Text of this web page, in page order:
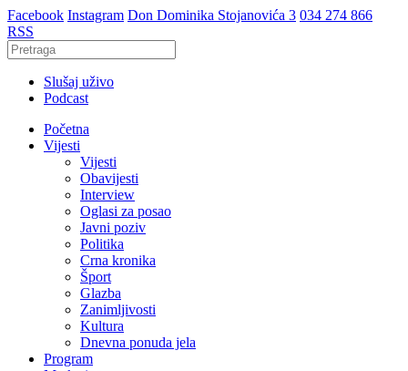
Facebook Instagram Don Dominika Stojanovića 3 034 274 866
RSS
Slušaj uživo
Podcast
Početna
Vijesti
Vijesti
Obavijesti
Interview
Oglasi za posao
Javni poziv
Politika
Crna kronika
Šport
Glazba
Zanimljivosti
Kultura
Dnevna ponuda jela
Program